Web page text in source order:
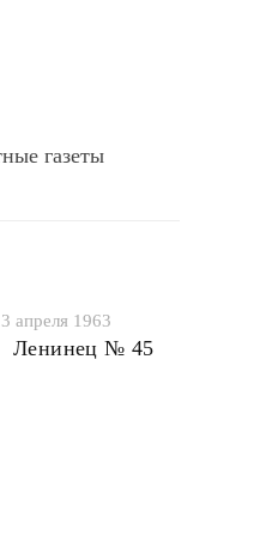
газеты
апреля 1963
Ленинец № 45